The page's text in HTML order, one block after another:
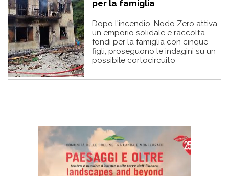
per la famiglia
Dopo l'incendio, Nodo Zero attiva
un emporio solidale e raccolta
fondi per la famiglia con cinque
figli, proseguono le indagini su un
possibile cortocircuito